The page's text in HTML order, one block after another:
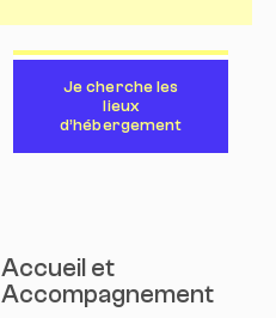
Je cherche les
lieux
d’hébergement
Accueil et
Accompagnement